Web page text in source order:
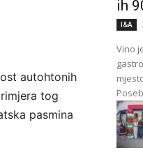
autohtonih
tog
pasmina
ih
I&A
Vino